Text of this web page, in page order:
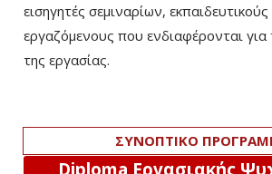
εισηγητές σεμιναρίων, εκπαιδευτικούς
εργαζόμενους που ενδιαφέρονται
της εργασίας.
ΣΥΝΟΠΤΙΚΟ